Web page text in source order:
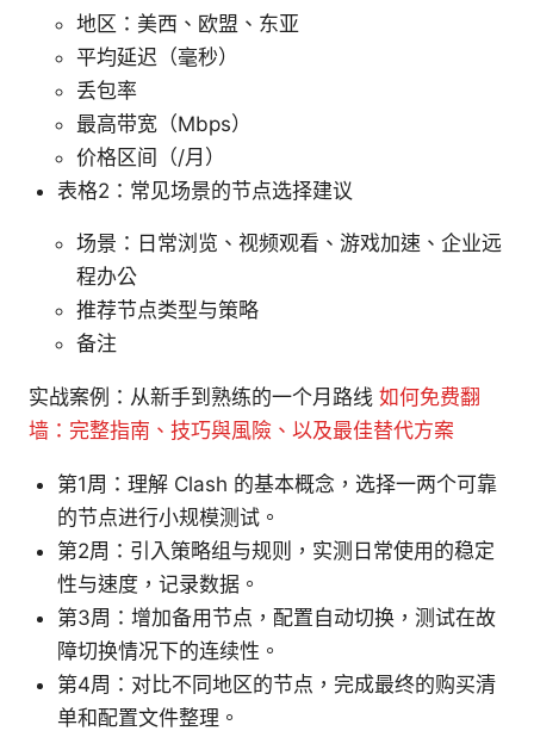
地区：美西、欧盟、东亚
平均延迟（毫秒）
丢包率
最高带宽（Mbps）
价格区间（/月）
表格2：常见场景的节点选择建议
场景：日常浏览、视频观看、游戏加速、企业远
程办公
推荐节点类型与策略
备注
实战案例：从新手到熟练的一个月路线 如何免费翻
墙：完整指南、技巧與風險、以及最佳替代方案
第1周：理解 Clash 的基本概念，选择一两个可靠
的节点进行小规模测试。
第2周：引入策略组与规则，实测日常使用的稳定
性与速度，记录数据。
第3周：增加备用节点，配置自动切换，测试在故
障切换情况下的连续性。
第4周：对比不同地区的节点，完成最终的购买清
单和配置文件整理。